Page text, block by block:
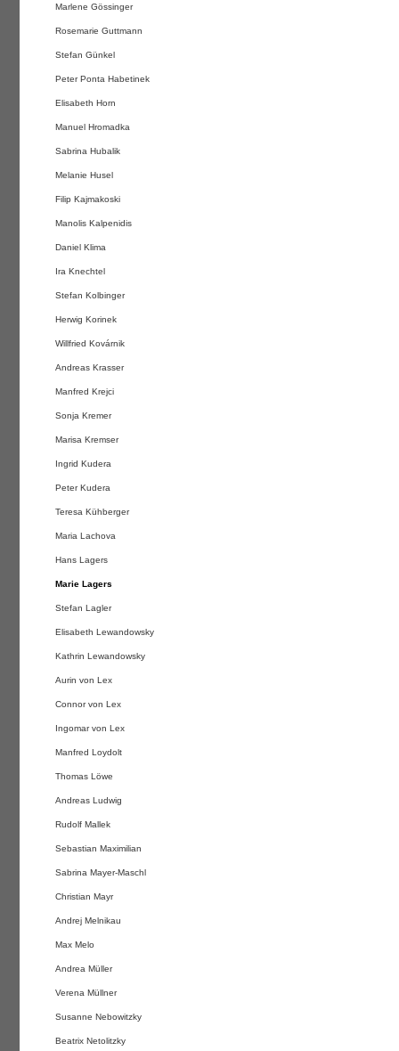
Marlene Gössinger
Rosemarie Guttmann
Stefan Günkel
Peter Ponta Habetinek
Elisabeth Horn
Manuel Hromadka
Sabrina Hubalik
Melanie Husel
Filip Kajmakoski
Manolis Kalpenidis
Daniel Klima
Ira Knechtel
Stefan Kolbinger
Herwig Korinek
Willfried Kovárnik
Andreas Krasser
Manfred Krejci
Sonja Kremer
Marisa Kremser
Ingrid Kudera
Peter Kudera
Teresa Kühberger
Maria Lachova
Hans Lagers
Marie Lagers
Stefan Lagler
Elisabeth Lewandowsky
Kathrin Lewandowsky
Aurin von Lex
Connor von Lex
Ingomar von Lex
Manfred Loydolt
Thomas Löwe
Andreas Ludwig
Rudolf Mallek
Sebastian Maximilian
Sabrina Mayer-Maschl
Christian Mayr
Andrej Melnikau
Max Melo
Andrea Müller
Verena Müllner
Susanne Nebowitzky
Beatrix Netolitzky